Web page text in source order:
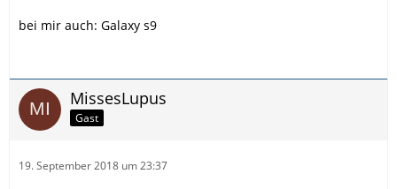
bei mir auch: Galaxy s9
MissesLupus
Gast
19. September 2018 um 23:37